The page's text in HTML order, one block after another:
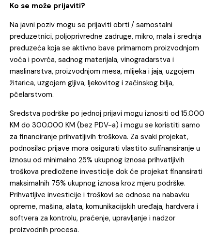
Ko se može prijaviti?
Na javni poziv mogu se prijaviti obrti / samostalni
preduzetnici, poljoprivredne zadruge, mikro, mala i srednja
preduzeća koja se aktivno bave primarnom proizvodnjom
voća i povrća, sadnog materijala, vinogradarstva i
maslinarstva, proizvodnjom mesa, mlijeka i jaja, uzgojem
žitarica, uzgojem gljiva, ljekovitog i začinskog bilja,
pčelarstvom.
Sredstva podrške po jednoj prijavi mogu iznositi od 15.000
KM do 300.000 KM (bez PDV-a) i mogu se koristiti samo
za financiranje prihvatljivih troškova. Za svaki projekat,
podnosilac prijave mora osigurati vlastito sufinansiranje u
iznosu od minimalno 25% ukupnog iznosa prihvatljivih
troškova predložene investicije dok će projekat finansirati
maksimalnih 75% ukupnog iznosa kroz mjeru podrške.
Prihvatljive investicije i troškovi se odnose na nabavku
opreme, mašina, alata, komunikacijskih uređaja, hardvera i
softvera za kontrolu, praćenje, upravljanje i nadzor
proizvodnih procesa.